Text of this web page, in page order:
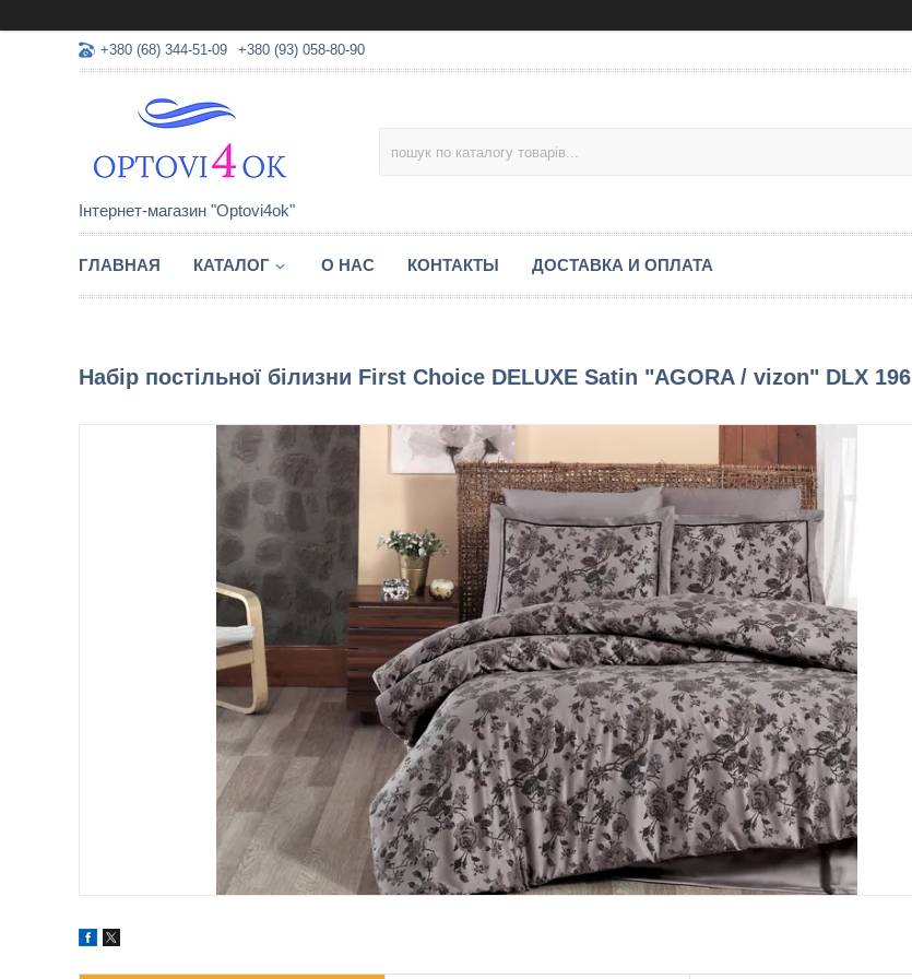
+380 (68) 344-51-09 +380 (93) 058-80-90
Інтернет-магазин "Optovi4ok"
ГЛАВНАЯ КАТАЛОГ О НАС КОНТАКТЫ ДОСТАВКА И ОПЛАТА
Набір постільної білизни First Choice DELUXE Satin "AGORA / vizon" DLX 196